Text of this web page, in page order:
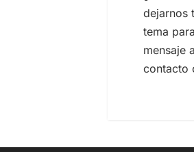
dejarnos
tema
mensaje
contacto